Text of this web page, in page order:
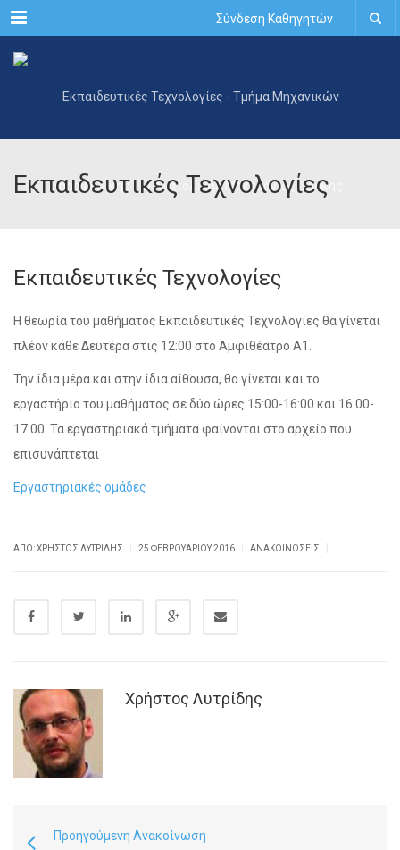
Menu Σύνδεση Καθηγητών
Εκπαιδευτικές Τεχνολογίες
Εκπαιδευτικές Τεχνολογίες
Η θεωρία του μαθήματος Εκπαιδευτικές Τεχνολογίες θα γίνεται
πλέον κάθε Δευτέρα στις 12:00 στο Αμφιθέατρο Α1.
Την ίδια μέρα και στην ίδια αίθουσα, θα γίνεται και το
εργαστήριο του μαθήματος σε δύο ώρες 15:00-16:00 και 16:00-
17:00. Τα εργαστηριακά τμήματα φαίνονται στο αρχείο που
επισυνάπτεται
Εργαστηριακές ομάδες
ΑΠΌ: ΧΡΉΣΤΟΣ ΛΥΤΡΊΔΗΣ 25 ΦΕΒΡΟΥΑΡΊΟΥ 2016 ΑΝΑΚΟΙΝΏΣΕΙΣ
Χρήστος Λυτρίδης
Προηγούμενη Ανακοίνωση